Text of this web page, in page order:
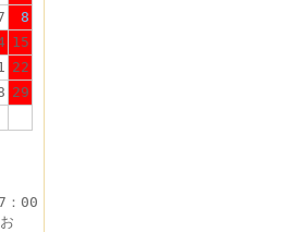
8
15
22
29
：00